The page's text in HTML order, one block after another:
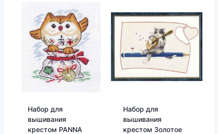
Набор для
вышивания
крестом PANNA
Набор для
вышивания
крестом Золотое